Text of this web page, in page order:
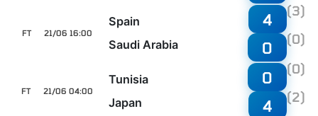
21/06 16:00
FT
Spain
Saudi Arabia
4 (3)
0 (0)
21/06 04:00
FT
Tunisia
Japan
0 (0)
4 (2)